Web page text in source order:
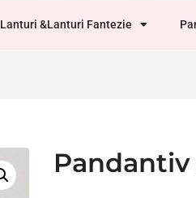
Lanturi &Lanturi Fantezie
Pandantiv